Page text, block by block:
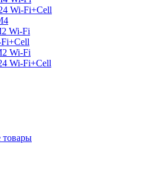
Wi-Fi+Cell
Wi-Fi
Wi-Fi
Wi-Fi+Cell
товары